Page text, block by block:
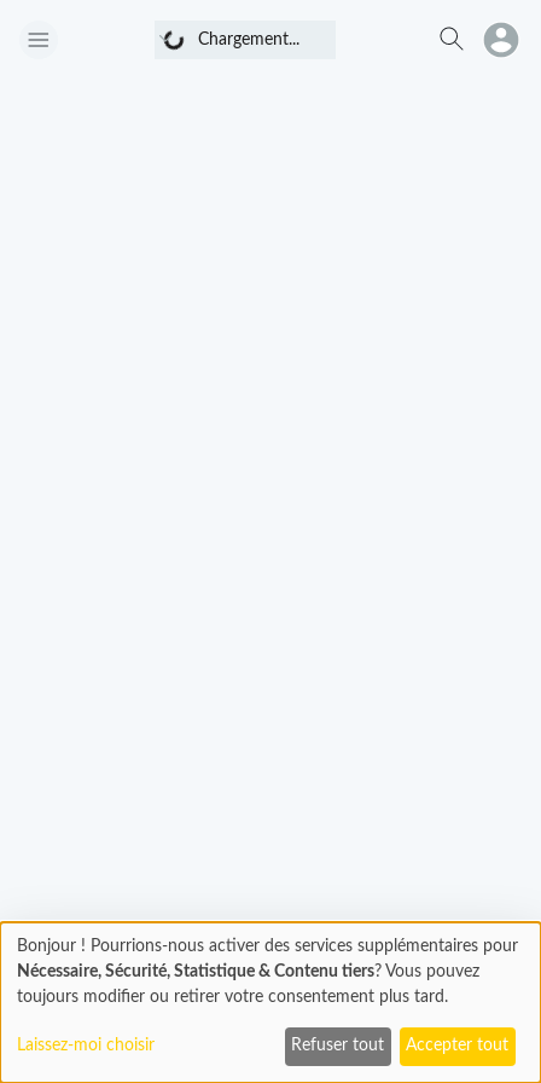
Chargement...
Chargement...
Chargement...Chargement
En cours...
Bonjour ! Pourrions-nous activer des services supplémentaires pour
Nécessaire, Sécurité, Statistique & Contenu tiers? Vous pouvez
toujours modifier ou retirer votre consentement plus tard.
Laissez-moi choisir Refuser tout Accepter tout